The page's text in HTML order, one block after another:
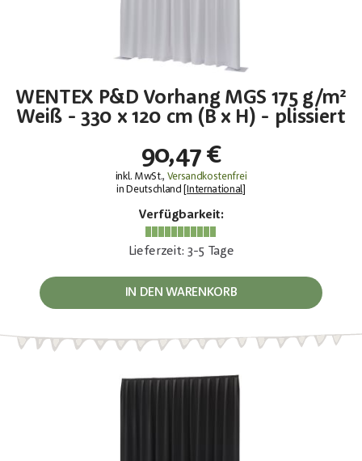
WENTEX P&D Vorhang MGS 175 g/m²
Weiß - 330 x 120 cm (B x H) - plissiert
90,47 €
inkl. MwSt., Versandkostenfrei
in Deutschland [
International]
Verfügbarkeit:
Lieferzeit: 3-5 Tage
IN DEN WARENKORB